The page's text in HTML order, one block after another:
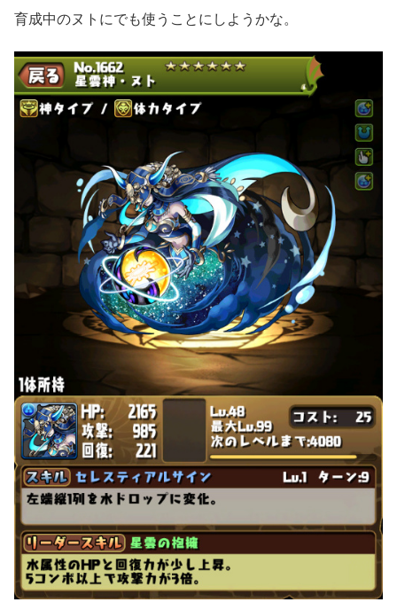
育成中のヌトにでも使うことにしようかな。